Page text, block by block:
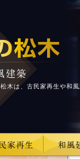
木は、古民家再生や和